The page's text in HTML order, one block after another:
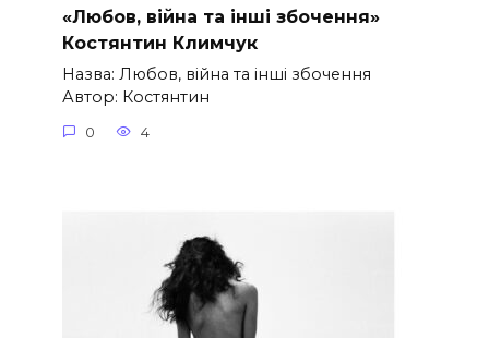
«Любов, війна та інші збочення»
Костянтин Климчук
Назва: Любов, війна та інші збочення
Автор: Костянтин
0 4